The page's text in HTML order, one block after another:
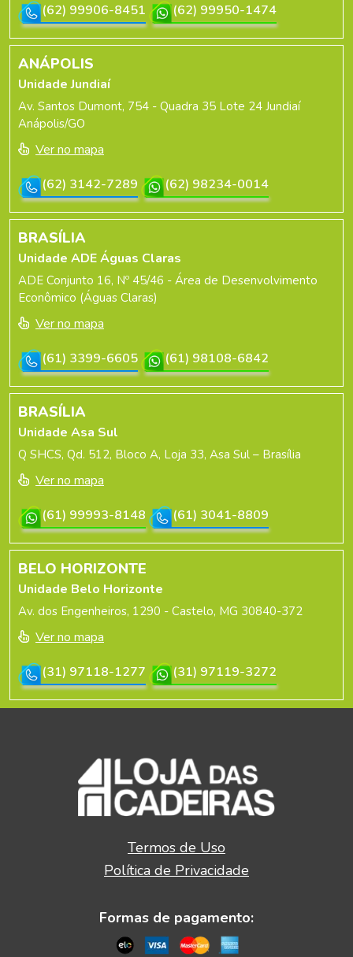
(62) 99906-8451
(62) 99950-1474
ANÁPOLIS
Unidade Jundiaí
Av. Santos Dumont, 754 - Quadra 35 Lote 24 Jundiaí
Anápolis/GO
Ver no mapa
(62) 3142-7289
(62) 98234-0014
BRASÍLIA
Unidade ADE Águas Claras
ADE Conjunto 16, Nº 45/46 - Área de Desenvolvimento
Econômico (Águas Claras)
Ver no mapa
(61) 3399-6605
(61) 98108-6842
BRASÍLIA
Unidade Asa Sul
Q SHCS, Qd. 512, Bloco A, Loja 33, Asa Sul – Brasília
Ver no mapa
(61) 99993-8148
(61) 3041-8809
BELO HORIZONTE
Unidade Belo Horizonte
Av. dos Engenheiros, 1290 - Castelo, MG 30840-372
Ver no mapa
(31) 97118-1277
(31) 97119-3272
Termos de Uso
Política de Privacidade
Formas de pagamento: